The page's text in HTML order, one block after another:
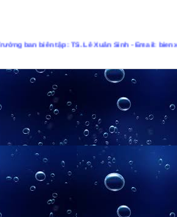
biên tập: TS. Lê Xuân Sinh - Email: